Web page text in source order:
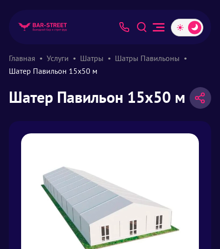
Главная Услуги Шатры
Шатры Павильоны
Шатер Павильон 15х50 м
Шатер Павильон 15х50 м